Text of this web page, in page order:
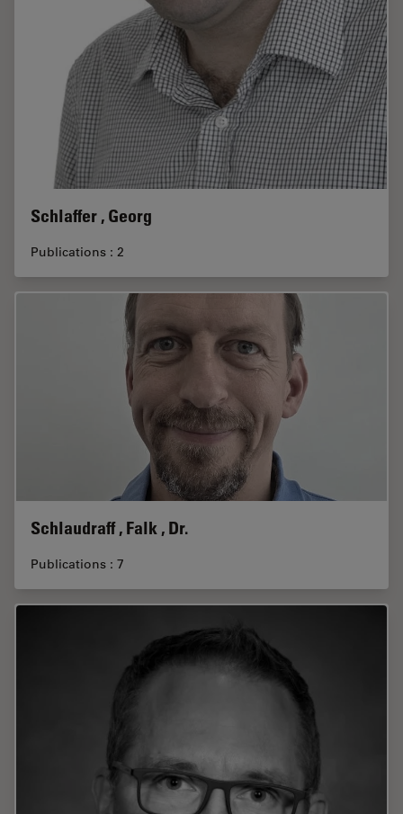
Schlaffer , Georg
Publications : 2
Schlaudraff , Falk , Dr.
Publications : 7